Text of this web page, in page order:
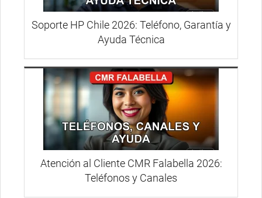
Soporte HP Chile 2026: Teléfono, Garantía y
Ayuda Técnica
Atención al Cliente CMR Falabella 2026:
Teléfonos y Canales